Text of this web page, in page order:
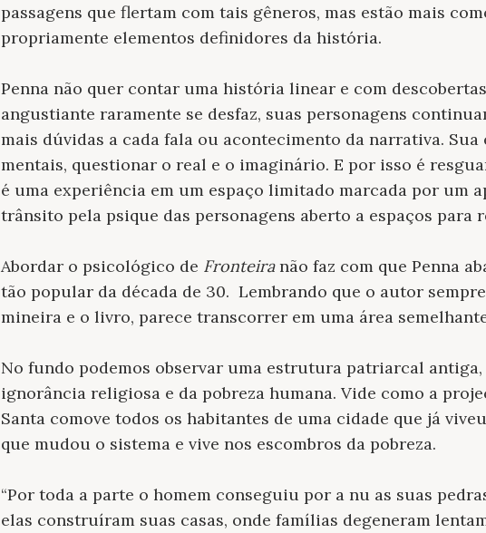
passagens que flertam com tais gêneros, mas estão mais
propriamente elementos definidores da história.
Penna não quer contar uma história linear e com
angustiante raramente se desfaz, suas personagens
mais dúvidas a cada fala ou acontecimento da narrativa.
mentais, questionar o real e o imaginário. E por isso é
é uma experiência em um espaço limitado marcada por um
trânsito pela psique das personagens aberto a espaços para
Abordar o psicológico de Fronteiranão faz com que Penna
tão popular da década de 30. Lembrando que o autor
mineira e o livro, parece transcorrer em uma área
No fundo podemos observar uma estrutura patriarcal
ignorância religiosa e da pobreza humana. Vide como a
Santa comove todos os habitantes de uma cidade que já
que mudou o sistema e vive nos escombros da pobreza.
“Por toda a parte o homem conseguiu por a nu as suas
elas construíram suas casas, onde famílias degeneram